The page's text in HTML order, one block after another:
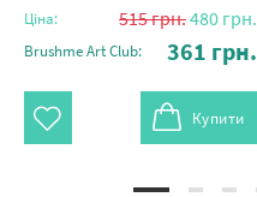
Ціна: 515грн.480 грн.
Brushme Art Club: 361 грн.
Купити